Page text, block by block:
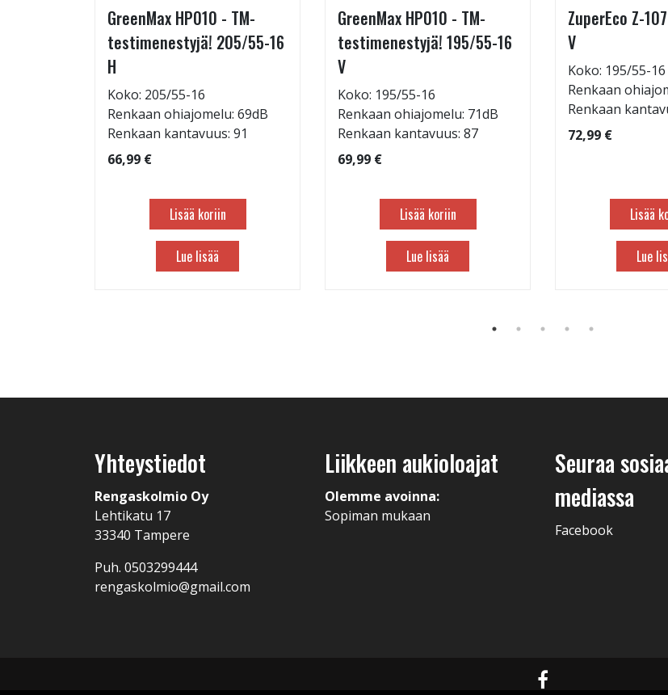
GreenMax HP010 - TM-
testimenestyjä! 205/55-16
H
Koko: 205/55-16
Renkaan ohiajomelu: 69dB
Renkaan kantavuus: 91
66,99 €
Lisää koriin
Lue lisää
GreenMax HP010 - TM-
testimenestyjä! 195/55-16
V
Koko: 195/55-16
Renkaan ohiajomelu: 71dB
Renkaan kantavuus: 87
69,99 €
Lisää koriin
Lue lisää
ZuperEco Z-
V
Koko: 195/55-16
Renkaan
Renkaan
72,99 €
Lisää
Lue
Yhteystiedot
Rengaskolmio Oy
Lehtikatu 17
33340 Tampere
Puh. 0503299444
rengaskolmio@gmail.com
Liikkeen aukioloajat
Olemme avoinna:
Sopiman mukaan
Seuraa
mediassa
Facebook